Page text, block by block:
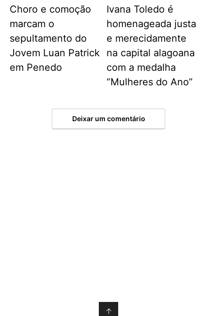
Choro e comoção
marcam o
sepultamento do
Jovem Luan Patrick
em Penedo
Ivana Toledo é
homenageada justa
e merecidamente
na capital alagoana
com a medalha
“Mulheres do Ano”
Deixar um comentário
↑